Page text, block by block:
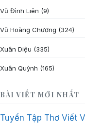
Vũ Đình Liên (9)
Vũ Hoàng Chương (324)
Xuân Diệu (335)
Xuân Quỳnh (165)
BÀI VIẾT MỚI NHẤT
Tuyển Tập Thơ Viết